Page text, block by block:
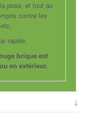
pose, et tout au
contre les
rapide.
brique est
en extérieur.